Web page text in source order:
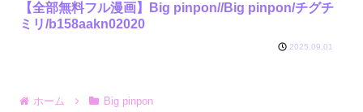
【全部無料フル漫画】Big pinpon//Big pinpon/チグチ
ミリ/b158aakn02020
2025.09.01
ホーム Big pinpon